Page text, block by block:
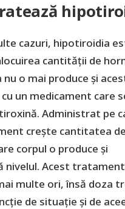
cazuri, hipotiroidia
cantității de
o mai produce și
un medicament care
Administrat pe
crește cantitatea
corpul o produce și
nivelul. Acest
multe ori, însă doza
de situație și de